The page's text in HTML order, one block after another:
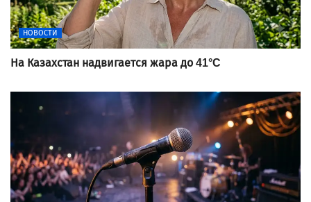
НОВОСТИ
На Казахстан надвигается жара до 41°C